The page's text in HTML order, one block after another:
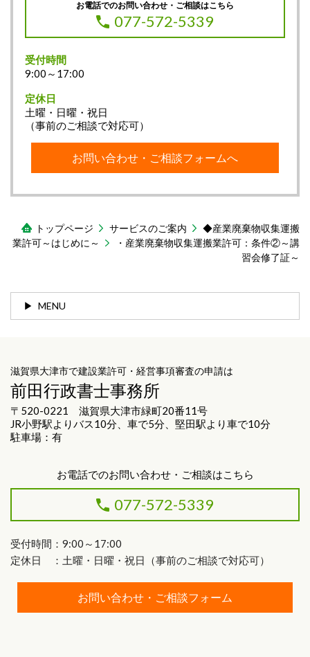
お電話でのお問い合わせ・ご相談はこちら
077-572-5339
受付時間
9:00～17:00
定休日
土曜・日曜・祝日
（事前のご相談で対応可）
お問い合わせ・ご相談フォームへ
トップページ サービスのご案内
◆産業廃棄物収集運搬
業許可～はじめに～
・産業廃棄物収集運搬業許可：条件②～講
習会修了証～
MENU
滋賀県大津市で建設業許可・経営事項審査の申請は
前田行政書士事務所
〒520-0221 滋賀県大津市緑町20番11号
JR小野駅よりバス10分、車で5分、堅田駅より車で10分
駐車場：有
お電話でのお問い合わせ・ご相談はこちら
077-572-5339
受付時間：9:00～17:00
定休日 ：土曜・日曜・祝日（事前のご相談で対応可）
お問い合わせ・ご相談フォーム